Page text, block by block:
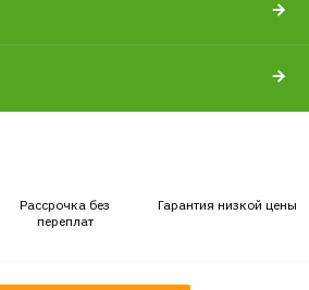
Рассрочка без
переплат
Гарантия низкой цены